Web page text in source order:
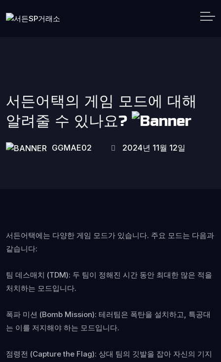
서든어택의 게임 모드에 대해
알려줄 수 있나요?
GGMAE02 2024년 11월 12일
서든어택에는 다양한 게임 모드가 있습니다. 주요 모드는 다음과
같습니다:
팀 데스매치 (TDM): 두 팀이 정해진 시간 동안 최대한 많은 적을
처치하는 모드입니다.
폭파 미션 (Bomb Mission): 테러팀은 폭탄을 설치하고, 특공대
는 이를 저지해야 하는 모드입니다.
점령전 (Capture the Flag): 상대 팀의 깃발을 잡아 자신의 기지